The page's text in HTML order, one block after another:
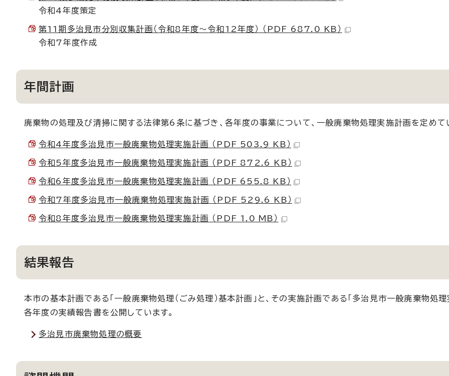
令和4年度策定
第11期多治見市分別収集計画（令和8年度～令和12年度） （PDF 687.0 KB）
令和7年度作成
年間計画
廃棄物の処理及び清掃に関する法律第6条に基づき、各年度の事業について、一般廃棄物処理実施計画を定めて
令和4年度多治見市一般廃棄物処理実施計画 （PDF 503.9 KB）
令和5年度多治見市一般廃棄物処理実施計画 （PDF 872.6 KB）
令和6年度多治見市一般廃棄物処理実施計画 （PDF 655.8 KB）
令和7年度多治見市一般廃棄物処理実施計画 （PDF 529.6 KB）
令和8年度多治見市一般廃棄物処理実施計画 （PDF 1.0 MB）
結果報告
本市の基本計画である「一般廃棄物処理（ごみ処理）基本計画」と、その実施計画である「多治見市一般廃棄物処理
各年度の実績報告書を公開しています。
多治見市廃棄物処理の概要